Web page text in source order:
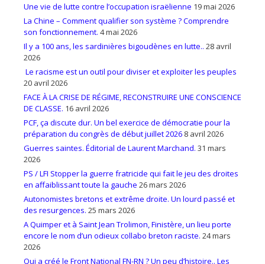
Une vie de lutte contre l’occupation israëlienne 19 mai 2026
La Chine – Comment qualifier son système ? Comprendre
son fonctionnement. 4 mai 2026
Il y a 100 ans, les sardinières bigoudènes en lutte.. 28 avril
2026
Le racisme est un outil pour diviser et exploiter les peuples
20 avril 2026
FACE À LA CRISE DE RÉGIME, RECONSTRUIRE UNE CONSCIENCE
DE CLASSE. 16 avril 2026
PCF, ça discute dur. Un bel exercice de démocratie pour la
préparation du congrès de début juillet 2026 8 avril 2026
Guerres saintes. Éditorial de Laurent Marchand. 31 mars
2026
PS / LFI Stopper la guerre fratricide qui fait le jeu des droites
en affaiblissant toute la gauche 26 mars 2026
Autonomistes bretons et extrême droite. Un lourd passé et
des resurgences. 25 mars 2026
A Quimper et à Saint Jean Trolimon, Finistère, un lieu porte
encore le nom d’un odieux collabo breton raciste. 24 mars
2026
Qui a créé le Front National FN-RN ? Un peu d’histoire.. Les